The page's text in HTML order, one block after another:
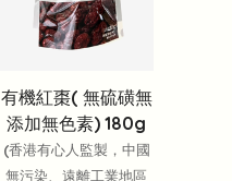
有機紅棗( 無硫磺無
添加無色素) 180g
(香港有心人監製，中國
無污染、遠離工業地區